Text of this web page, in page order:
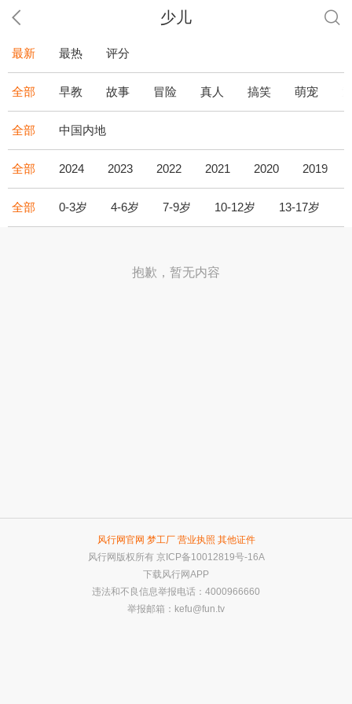
少儿
最新 最热 评分
全部 早教 故事 冒险 真人 搞笑 萌宠
全部 中国内地
全部 2024 2023 2022 2021 2020 2019
全部 0-3岁 4-6岁 7-9岁 10-12岁 13-17岁
抱歉，暂无内容
风行网官网 梦工厂 营业执照 其他证件
风行网版权所有 京ICP备10012819号-16A
下载风行网APP
违法和不良信息举报电话：4000966660
举报邮箱： kefu@fun.tv